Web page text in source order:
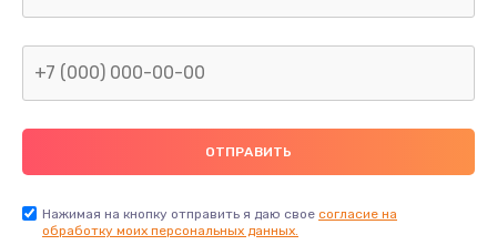
Ремонт после залития
Заказать
1400 руб.
Нажимая на кнопку отправить я даю свое согласие на
обработку моих персональных данных.